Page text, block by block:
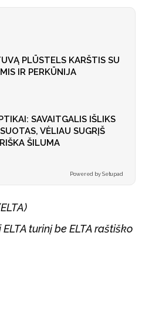
PLŪSTELS KARŠTIS SU
IR PERKŪNIJA
SAVAITGALIS IŠLIKS
VĖLIAU SUGRĮŠ
ŠILUMA
Powered by Setupad
turinį be ELTA raštiško